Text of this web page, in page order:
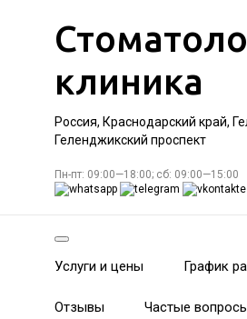
клиника
Россия, Краснодарский край,
Геленджикский проспект
Пн-пт: 09:00—18:00; сб: 09:00—15:00
Услуги и цены График
Отзывы Частые